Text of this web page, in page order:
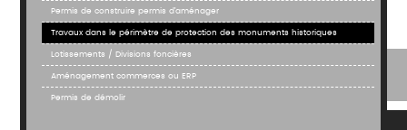
Permis de construire permis d’aménager
Travaux dans le périmètre de protection des monuments historiques
Lotissements / Divisions foncières
Aménagement commerces ou ERP
Permis de démolir